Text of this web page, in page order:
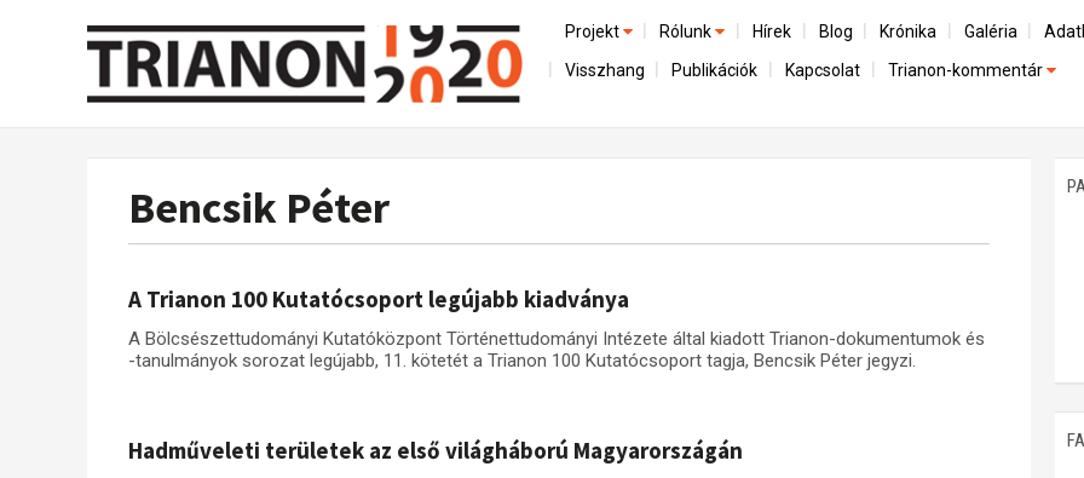
Projekt
Előzmények
Az összeomlás és a magyar társadalom
Utókor és emlékezet
Rólunk
A kutatócsoport működéséről
Hírek Blog Krónika Galéria
Visszhang Publikációk Kapcsolat Trianon-kommentár
Bencsik Péter
A Trianon 100 Kutatócsoport legújabb kiadványa
A Bölcsészettudományi Kutatóközpont Történettudományi Intézete által kiadott Trianon-dokumentumok és
-tanulmányok sorozat legújabb, 11. kötetét a Trianon 100 Kutatócsoport tagja, Bencsik Péter jegyzi.
Hadműveleti területek az első világháború Magyarországán